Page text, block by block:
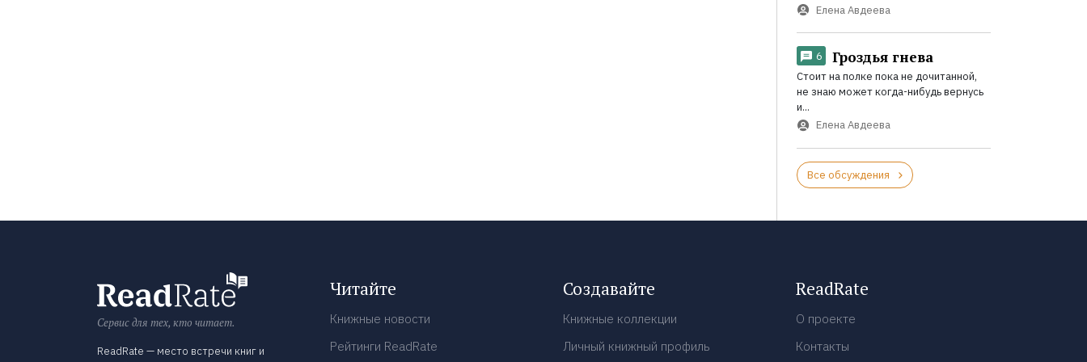
Елена Авдеева
6 Гроздья гнева
Стоит на полке пока не дочитанной,
не знаю может когда-нибудь вернусь
и...
Елена Авдеева
Все обсуждения
Сервис для тех, кто читает.
ReadRate — место встречи книг и
Читайте
Книжные новости
Рейтинги ReadRate
Создавайте
Книжные коллекции
Личный книжный профиль
ReadRate
О проекте
Контакты